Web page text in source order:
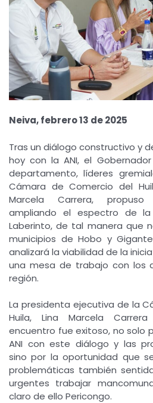
Neiva, febrero 13 de 2025
Tras un diálogo constructivo y
hoy con la ANI, el
departamento, líderes
Cámara de Comercio del
Marcela Carrera, propuso
ampliando el espectro de la
Laberinto, de tal manera que
municipios de Hobo y
analizará la viabilidad de la
una mesa de trabajo con los
región.
La presidenta ejecutiva de la
Huila, Lina Marcela
encuentro fue exitoso, no solo
ANI con este diálogo y las
sino por la oportunidad que
problemáticas también
urgentes trabajar
claro de ello Pericongo.